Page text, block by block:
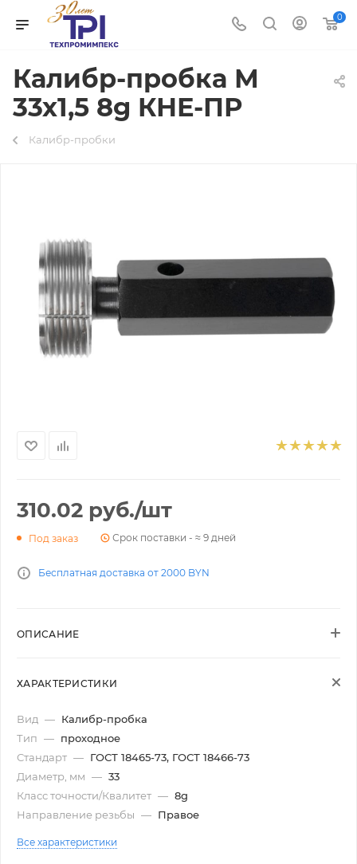
0
Калибр-пробка М
33х1,5 8g КНЕ-ПР
Калибр-пробки
310.02 руб./шт
Под заказ Срок поставки - ≈ 9 дней
Бесплатная доставка от 2000 BYN
ОПИСАНИЕ
ХАРАКТЕРИСТИКИ
Вид — Калибр-пробка
Тип — проходное
Стандарт — ГОСТ 18465-73, ГОСТ 18466-73
Диаметр, мм — 33
Класс точности/Квалитет — 8g
Направление резьбы — Правое
Все характеристики